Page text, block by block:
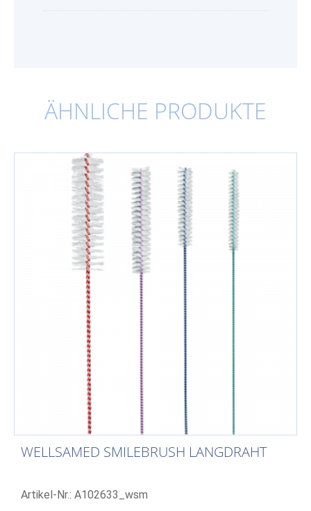
ÄHNLICHE PRODUKTE
WELLSAMED SMILEBRUSH LANGDRAHT
Artikel-Nr.: A102633_wsm